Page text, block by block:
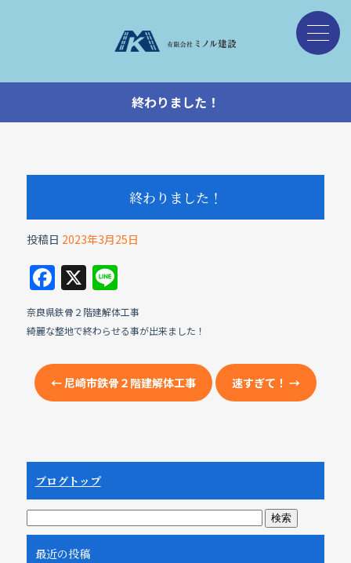
終わりました！
終わりました！
投稿日 2023年3月25日
F
a
c
b
o
k
X Li
n
e
奈良県鉄骨２階建解体工事
綺麗な整地で終わらせる事が出来ました！
←尼崎市鉄骨２階建解体工事 速すぎて！→
ブログトップ
最近の投稿